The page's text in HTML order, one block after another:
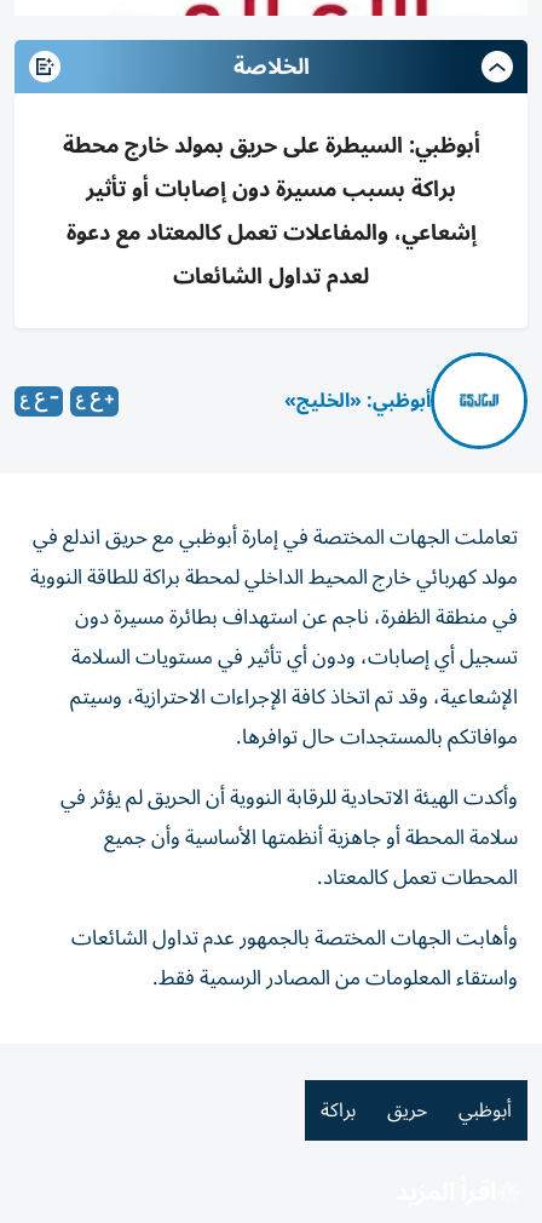
الخلاصة
أبوظبي: السيطرة على حريق بمولد خارج محطة
براكة بسبب مسيرة دون إصابات أو تأثير
إشعاعي، والمفاعلات تعمل كالمعتاد مع دعوة
لعدم تداول الشائعات
أبوظبي: «الخليج»
تعاملت الجهات المختصة في إمارة أبوظبي مع حريق اندلع في
مولد كهربائي خارج المحيط الداخلي لمحطة براكة للطاقة النووية
في منطقة الظفرة، ناجم عن استهداف بطائرة مسيرة دون
تسجيل أي إصابات، ودون أي تأثير في مستويات السلامة
الإشعاعية، وقد تم اتخاذ كافة الإجراءات الاحترازية، وسيتم
موافاتكم بالمستجدات حال توافرها.
وأكدت الهيئة الاتحادية للرقابة النووية أن الحريق لم يؤثر في
سلامة المحطة أو جاهزية أنظمتها الأساسية وأن جميع
المحطات تعمل كالمعتاد.
وأهابت الجهات المختصة بالجمهور عدم تداول الشائعات
واستقاء المعلومات من المصادر الرسمية فقط.
أبوظبي حريق براكة